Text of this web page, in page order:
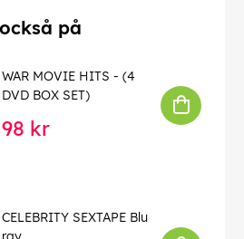
på
WAR MOVIE HITS - (4
DVD BOX SET)
98 kr
CELEBRITY SEXTAPE Blu